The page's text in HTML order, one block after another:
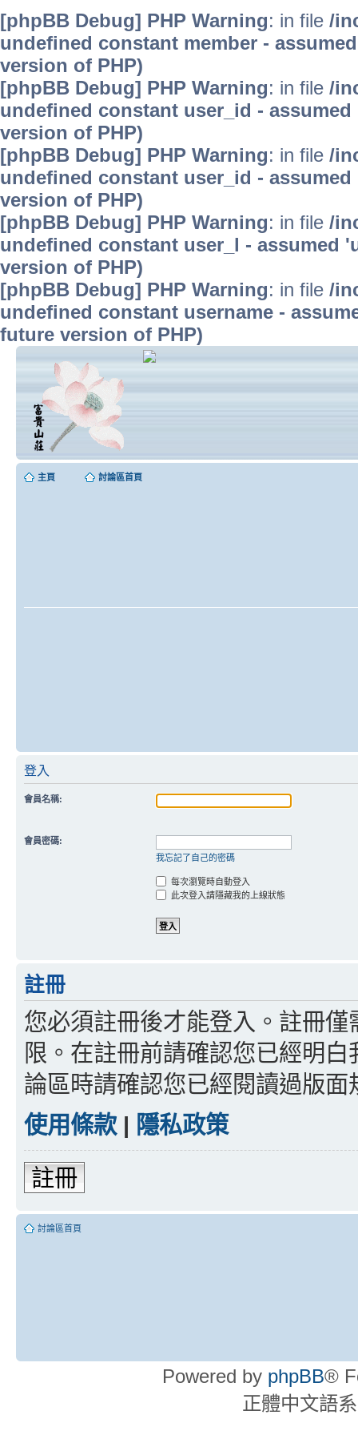
[phpBB Debug] PHP Warning: in file /
undefined constant member -
version of PHP)
[phpBB Debug] PHP Warning: in file /
undefined constant user_id -
version of PHP)
[phpBB Debug] PHP Warning: in file /
undefined constant user_id -
version of PHP)
[phpBB Debug] PHP Warning: in file /
undefined constant user_l - assumed
version of PHP)
[phpBB Debug] PHP Warning: in file /
undefined constant username -
future version of PHP)
主頁 討論區首頁
登入
會員名稱:
會員密碼:
我忘記了自己的密碼
每次瀏覽時自動登入
此次登入請隱藏我的上線狀態
註冊
您必須註冊後才能登入。註冊
限。在註冊前請確認您已經明
論區時請確認您已經閱讀過版面
使用條款 | 隱私政策
註冊
討論區首頁
Powered by phpBB®
正體中文語